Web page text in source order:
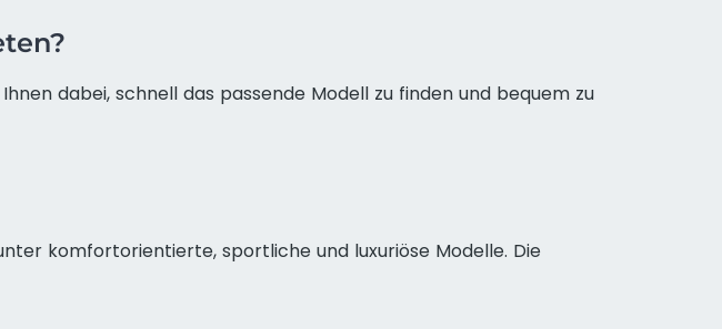
dabei, schnell das passende Modell zu finden und bequem zu
komfortorientierte, sportliche und luxuriöse Modelle. Die